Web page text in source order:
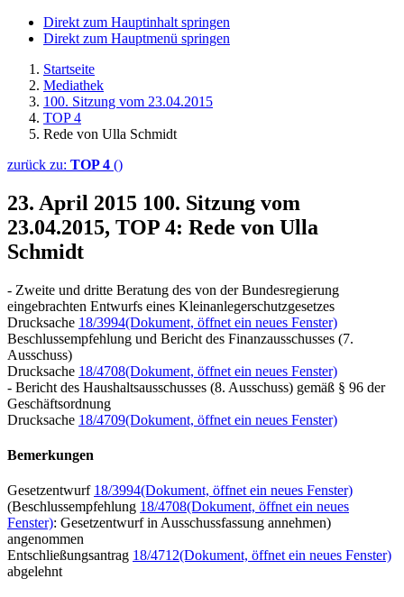
Direkt zum Hauptinhalt springen
Direkt zum Hauptmenü springen
Startseite
Mediathek
100. Sitzung vom 23.04.2015
TOP 4
Rede von Ulla Schmidt
zurück zu: TOP 4 ()
23. April 2015 100. Sitzung vom
23.04.2015, TOP 4: Rede von Ulla
Schmidt
- Zweite und dritte Beratung des von der Bundesregierung
eingebrachten Entwurfs eines Kleinanlegerschutzgesetzes
Drucksache 18/3994(Dokument, öffnet ein neues Fenster)
Beschlussempfehlung und Bericht des Finanzausschusses (7.
Ausschuss)
Drucksache 18/4708(Dokument, öffnet ein neues Fenster)
- Bericht des Haushaltsausschusses (8. Ausschuss) gemäß § 96 der
Geschäftsordnung
Drucksache 18/4709(Dokument, öffnet ein neues Fenster)
Bemerkungen
Gesetzentwurf 18/3994(Dokument, öffnet ein neues Fenster)
(Beschlussempfehlung 18/4708(Dokument, öffnet ein neues
Fenster): Gesetzentwurf in Ausschussfassung annehmen)
angenommen
Entschließungsantrag 18/4712(Dokument, öffnet ein neues Fenster)
abgelehnt